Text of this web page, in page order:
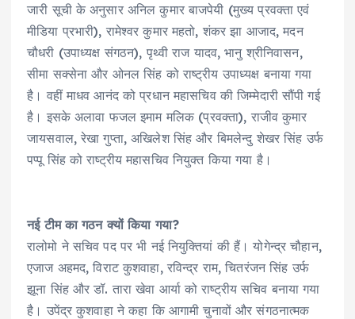
जारी सूची के अनुसार अनिल कुमार बाजपेयी (मुख्य प्रवक्ता एवं
मीडिया प्रभारी), रामेश्वर कुमार महतो, शंकर झा आजाद, मदन
चौधरी (उपाध्यक्ष संगठन), पृथ्वी राज यादव, भानु श्रीनिवासन,
सीमा सक्सेना और ओनल सिंह को राष्ट्रीय उपाध्यक्ष बनाया गया
है। वहीं माधव आनंद को प्रधान महासचिव की जिम्मेदारी सौंपी गई
है। इसके अलावा फजल इमाम मलिक (प्रवक्ता), राजीव कुमार
जायसवाल, रेखा गुप्ता, अखिलेश सिंह और बिमलेन्दु शेखर सिंह उर्फ
पप्पू सिंह को राष्ट्रीय महासचिव नियुक्त किया गया है।
नई टीम का गठन क्यों किया गया?
रालोमो ने सचिव पद पर भी नई नियुक्तियां की हैं। योगेन्द्र चौहान,
एजाज अहमद, विराट कुशवाहा, रविन्द्र राम, चितरंजन सिंह उर्फ
झूना सिंह और डॉ. तारा खेवा आर्या को राष्ट्रीय सचिव बनाया गया
है। उपेंद्र कुशवाहा ने कहा कि आगामी चुनावों और संगठनात्मक